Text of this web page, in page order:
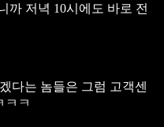
까 저녁 10시에도 바로 전
다는 놈들은 그럼 고객센
ㅋㅋ